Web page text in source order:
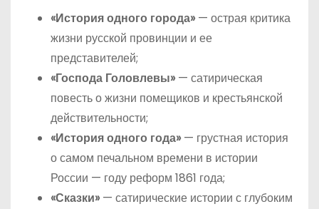
«История одного города»— острая критика
жизни русской провинции и ее
представителей;
«Господа Головлевы»— сатирическая
повесть о жизни помещиков и крестьянской
действительности;
«История одного года»— грустная история
о самом печальном времени в истории
России — году реформ 1861 года;
«Сказки»— сатирические истории с глубоким